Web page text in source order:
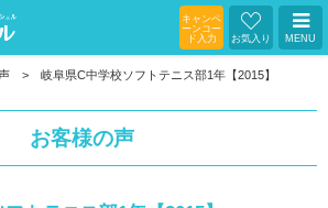
キャンペ
ーンコー
ド入力
お気入り MENU
岐阜県C中学校ソフトテニス部1年【2015】
お客様の声